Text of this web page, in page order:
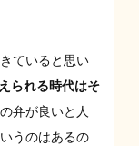
ていると思い
られる時代はそ
弁が良いと人
うのはあるの